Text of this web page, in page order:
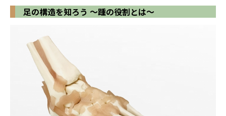
足の構造を知ろう 〜踵の役割とは〜